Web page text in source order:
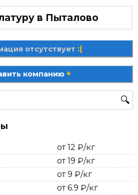
в Пыталово
отсутствует :(
компанию +
от 12 ₽/кг
от 19 ₽/кг
от 9 ₽/кг
от 6.9 ₽/кг